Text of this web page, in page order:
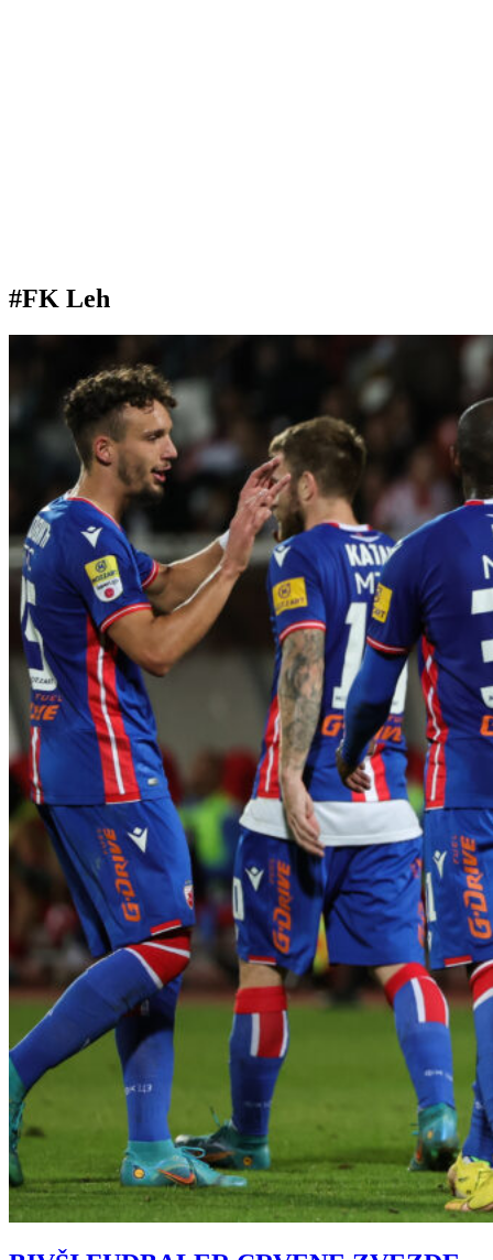
#FK Leh